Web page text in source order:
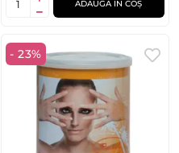
ADAUGĂ ÎN COȘ
- 23%